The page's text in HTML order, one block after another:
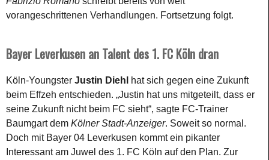
vorangeschrittenen Verhandlungen. Fortsetzung folgt.
Bayer Leverkusen an Talent des 1. FC Köln dran
Köln-Youngster Justin Diehl
hat sich gegen eine Zukunft
beim Effzeh entschieden. „Justin hat uns mitgeteilt, dass er
seine Zukunft nicht beim FC sieht“, sagte FC-Trainer
Baumgart dem Kölner Stadt-Anzeiger. Soweit so normal.
Doch mit Bayer 04 Leverkusen kommt ein pikanter
Interessant am Juwel des 1. FC Köln auf den Plan. Zur